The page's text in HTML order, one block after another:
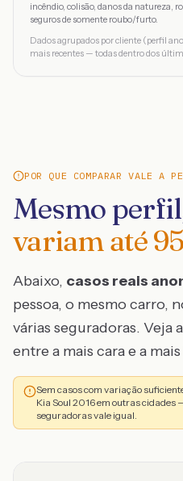
incêndio, colisão, danos da natureza,
seguros de somente roubo/furto.
Dados agrupados por cliente (perfil
mais recentes — todas dentro dos
POR QUE COMPARAR VALE A
Mesmo
variam até95
Abaixo, casos reais
pessoa, o mesmo carro,
várias seguradoras. Veja
entre a mais cara e a
Sem casos com variação
Kia Soul 2016 em outras cidades
seguradoras vale igual.